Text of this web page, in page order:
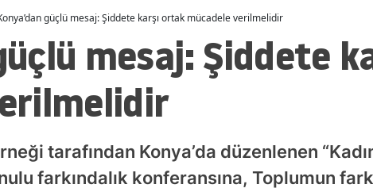
Amasya
Ankara
Aydın
güçlü mesaj: Şiddete karşı ortak mücadele verilmelidir
mesaj: Şiddete
tarafından Konya’da düzenlenen
farkındalık konferansına, Toplumun